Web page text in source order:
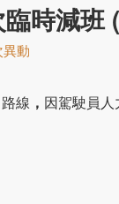
時減班
動
路線 ， 因駕駛員人